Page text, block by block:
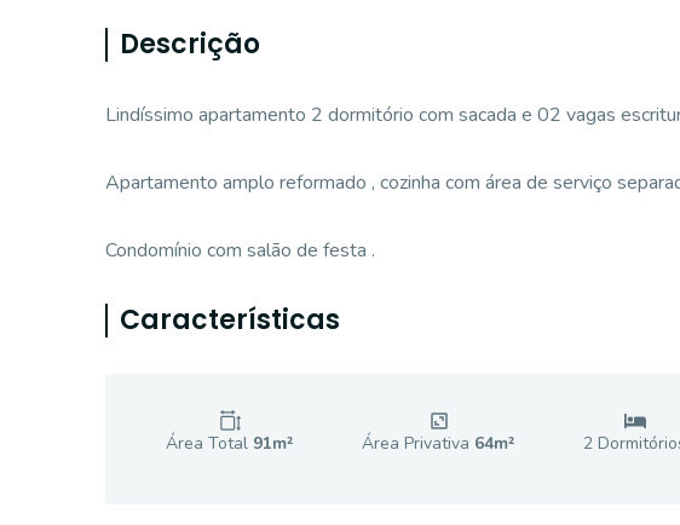
Descrição
Lindíssimo apartamento 2 dormitório com sacada e 02 vagas
Apartamento amplo reformado , cozinha com área de serviço
Condomínio com salão de festa .
Características
Área Total 91m² Área Privativa 64m² 2 Dormitório